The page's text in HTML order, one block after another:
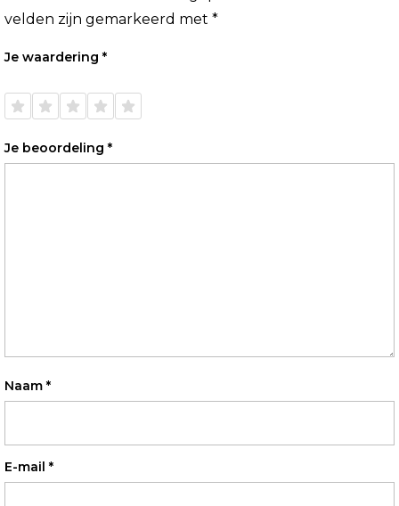
velden zijn gemarkeerd met *
Je waardering *
de 5
de 5
de 5
de 5
de 5
Je beoordeling *
Naam *
E-mail *